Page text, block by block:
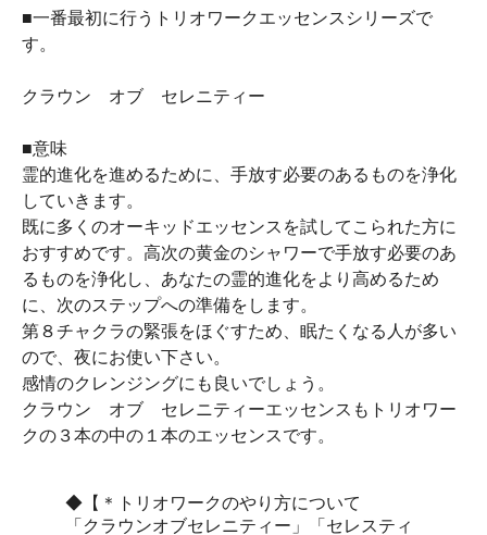
■一番最初に行うトリオワークエッセンスシリーズで
す。
クラウン オブ セレニティー
■意味
霊的進化を進めるために、手放す必要のあるものを浄化
していきます。
既に多くのオーキッドエッセンスを試してこられた方に
おすすめです。高次の黄金のシャワーで手放す必要のあ
るものを浄化し、あなたの霊的進化をより高めるため
に、次のステップへの準備をします。
第８チャクラの緊張をほぐすため、眠たくなる人が多い
ので、夜にお使い下さい。
感情のクレンジングにも良いでしょう。
クラウン オブ セレニティーエッセンスもトリオワー
クの３本の中の１本のエッセンスです。
◆【＊トリオワークのやり方について
「クラウンオブセレニティー」「セレスティ